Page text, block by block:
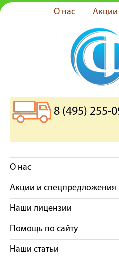
О нас Акции
8 (495) 255-
О нас
Акции и спецпредложения
Наши лицензии
Помощь по сайту
Наши статьи